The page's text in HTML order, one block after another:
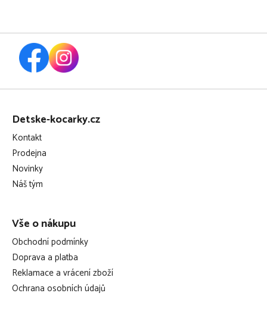
Z
Detske-kocarky.cz
Kontakt
Prodejna
Novinky
Náš tým
Vše o nákupu
Obchodní podmínky
Doprava a platba
Reklamace a vrácení zboží
Ochrana osobních údajů